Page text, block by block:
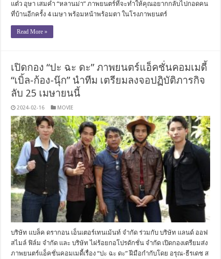
แต๋ว อุษา เสมคำ “หลานม่า” ภาพยนตร์ที่จะทำให้คุณอยากกลับไปกอดคน
ที่บ้านอีกครั้ง 4 เมษา พร้อมหน้าพร้อมตา ในโรงภาพยนตร์
Read More »
เปิดกอง “ปะ ฉะ ดะ” ภาพยนตร์แอ็คชั่นคอมเมดี้
“เบิ้ล-ก้อง-นุ๊ก” นำทีม เตรียมลงจอปฏิบัติภารกิจ
ลับ 25 เมษายนนี้
2024-02-16 MOVIE
บริษัท แบล็ค ดรากอน เอ็นเตอร์เทนเม้นท์ จำกัด ร่วมกับ บริษัท แลนด์ ออฟ
สไมล์ ฟิล์ม จำกัด และ บริษัท ไผ่ร้อยกอโปรดักชั่น จำกัด เปิดกองเตรียมส่ง
ภาพยนตร์แอ็คชั่นคอมเมดี้เรื่อง “ปะ ฉะ ดะ” ฝีมือกำกับโดย อรุณ-ธีรเดช ส